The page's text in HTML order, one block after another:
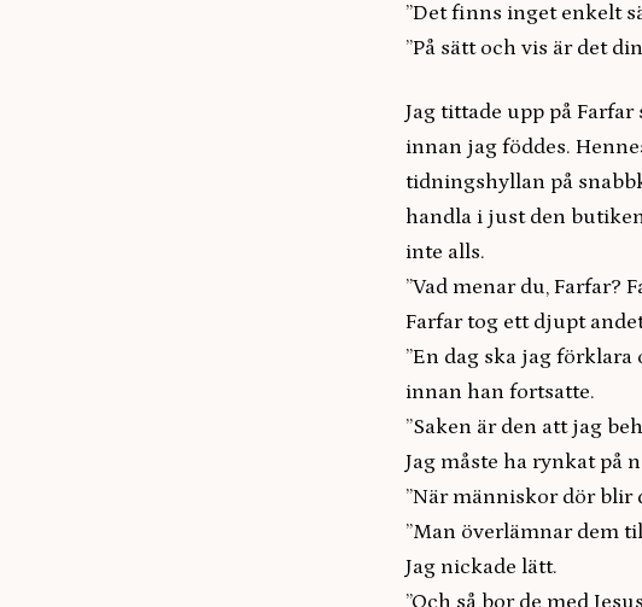
”Det finns inget enkelt
”På sätt och vis är det
Jag tittade upp på
innan jag föddes.
tidningshyllan på
handla i just den
inte alls.
”Vad menar du, Farfar?
Farfar tog ett djupt
”En dag ska jag
innan han fortsatte.
”Saken är den att jag
Jag måste ha rynkat på
”När människor dör blir
”Man överlämnar dem
Jag nickade lätt.
”Och så bor de med